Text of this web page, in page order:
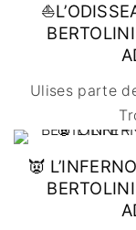
👨‍🎨
VIDEO
🖥️
🌐 DISEÑO
📧
Ulises parte
👿